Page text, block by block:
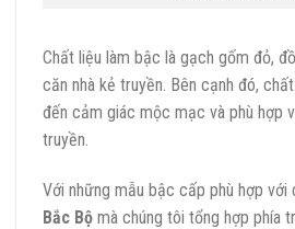
Chất liệu làm bậc là gạch gốm đỏ,
căn nhà kẻ truyền. Bên cạnh đó,
đến cảm giác mộc mạc và phù hợp
truyền.
Với những mẫu bậc cấp phù hợp với
Bắc Bộ mà chúng tôi tổng hợp phía